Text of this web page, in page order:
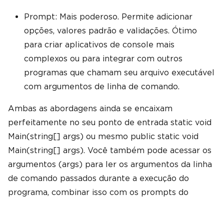
Prompt: Mais poderoso. Permite adicionar
opções, valores padrão e validações. Ótimo
para criar aplicativos de console mais
complexos ou para integrar com outros
programas que chamam seu arquivo executável
com argumentos de linha de comando.
Ambas as abordagens ainda se encaixam
perfeitamente no seu ponto de entrada static void
Main(string[] args) ou mesmo public static void
Main(string[] args). Você também pode acessar os
argumentos (args) para ler os argumentos da linha
de comando passados ​​durante a execução do
programa, combinar isso com os prompts do